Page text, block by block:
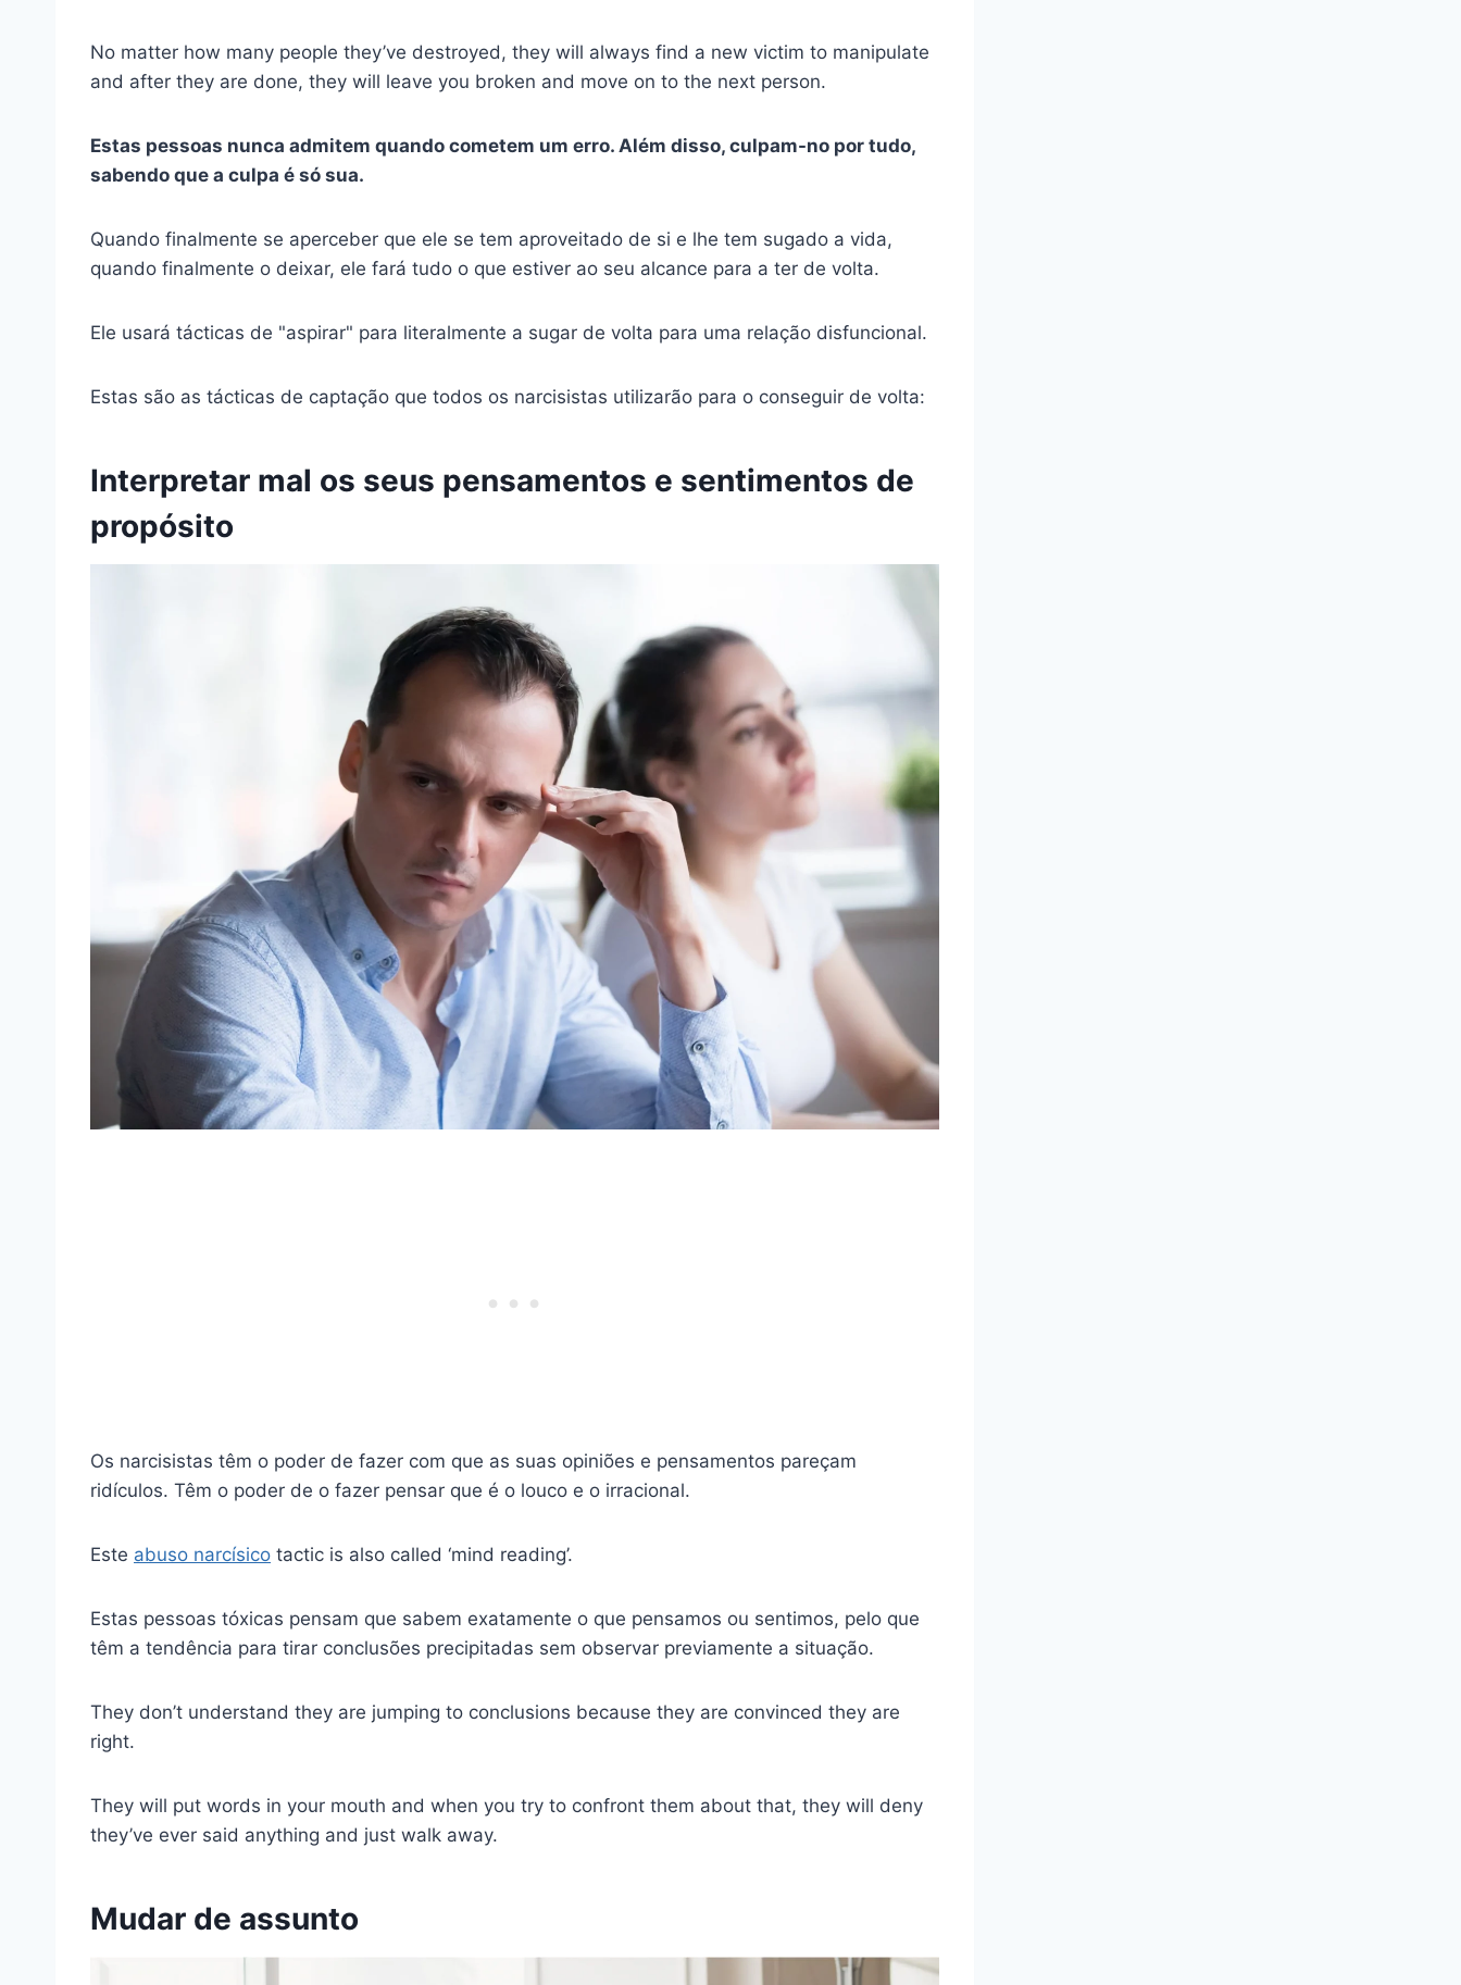
No matter how many people they’ve destroyed, they will always find a new victim to manipulate
and after they are done, they will leave you broken and move on to the next person.
Estas pessoas nunca admitem quando cometem um erro. Além disso, culpam-no por tudo,
sabendo que a culpa é só sua.
Quando finalmente se aperceber que ele se tem aproveitado de si e lhe tem sugado a vida,
quando finalmente o deixar, ele fará tudo o que estiver ao seu alcance para a ter de volta.
Ele usará tácticas de "aspirar" para literalmente a sugar de volta para uma relação disfuncional.
Estas são as tácticas de captação que todos os narcisistas utilizarão para o conseguir de volta:
Interpretar mal os seus pensamentos e sentimentos de
propósito
Os narcisistas têm o poder de fazer com que as suas opiniões e pensamentos pareçam
ridículos. Têm o poder de o fazer pensar que é o louco e o irracional.
Este abuso narcísico tactic is also called ‘mind reading’.
Estas pessoas tóxicas pensam que sabem exatamente o que pensamos ou sentimos, pelo que
têm a tendência para tirar conclusões precipitadas sem observar previamente a situação.
They don’t understand they are jumping to conclusions because they are convinced they are
right.
They will put words in your mouth and when you try to confront them about that, they will deny
they’ve ever said anything and just walk away.
Mudar de assunto